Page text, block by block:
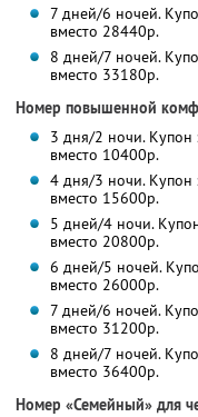
7 дней/6 ночей.
вместо 28440р.
8 дней/7 ночей.
вместо 33180р.
Номер повышенной
3 дня/2 ночи. Купон
вместо 10400р.
4 дня/3 ночи. Купон
вместо 15600р.
5 дней/4 ночи.
вместо 20800р.
6 дней/5 ночей.
вместо 26000р.
7 дней/6 ночей.
вместо 31200р.
8 дней/7 ночей.
вместо 36400р.
Номер «Семейный» для